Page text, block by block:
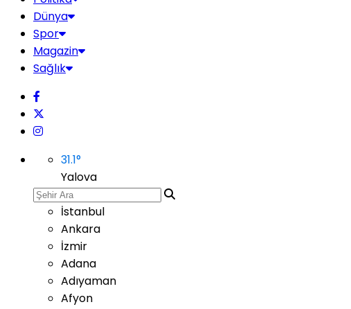
Dünya
Spor
Magazin
Sağlık
31.1°
Yalova
İstanbul
Ankara
İzmir
Adana
Adıyaman
Afyon